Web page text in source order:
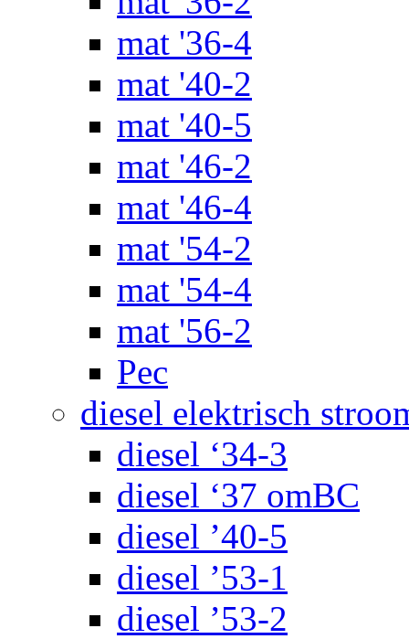
mat '36-4
mat '40-2
mat '40-5
mat '46-2
mat '46-4
mat '54-2
mat '54-4
mat '56-2
Pec
diesel elektrisch
diesel ‘34-3
diesel ‘37 omBC
diesel ’40-5
diesel ’53-1
diesel ’53-2